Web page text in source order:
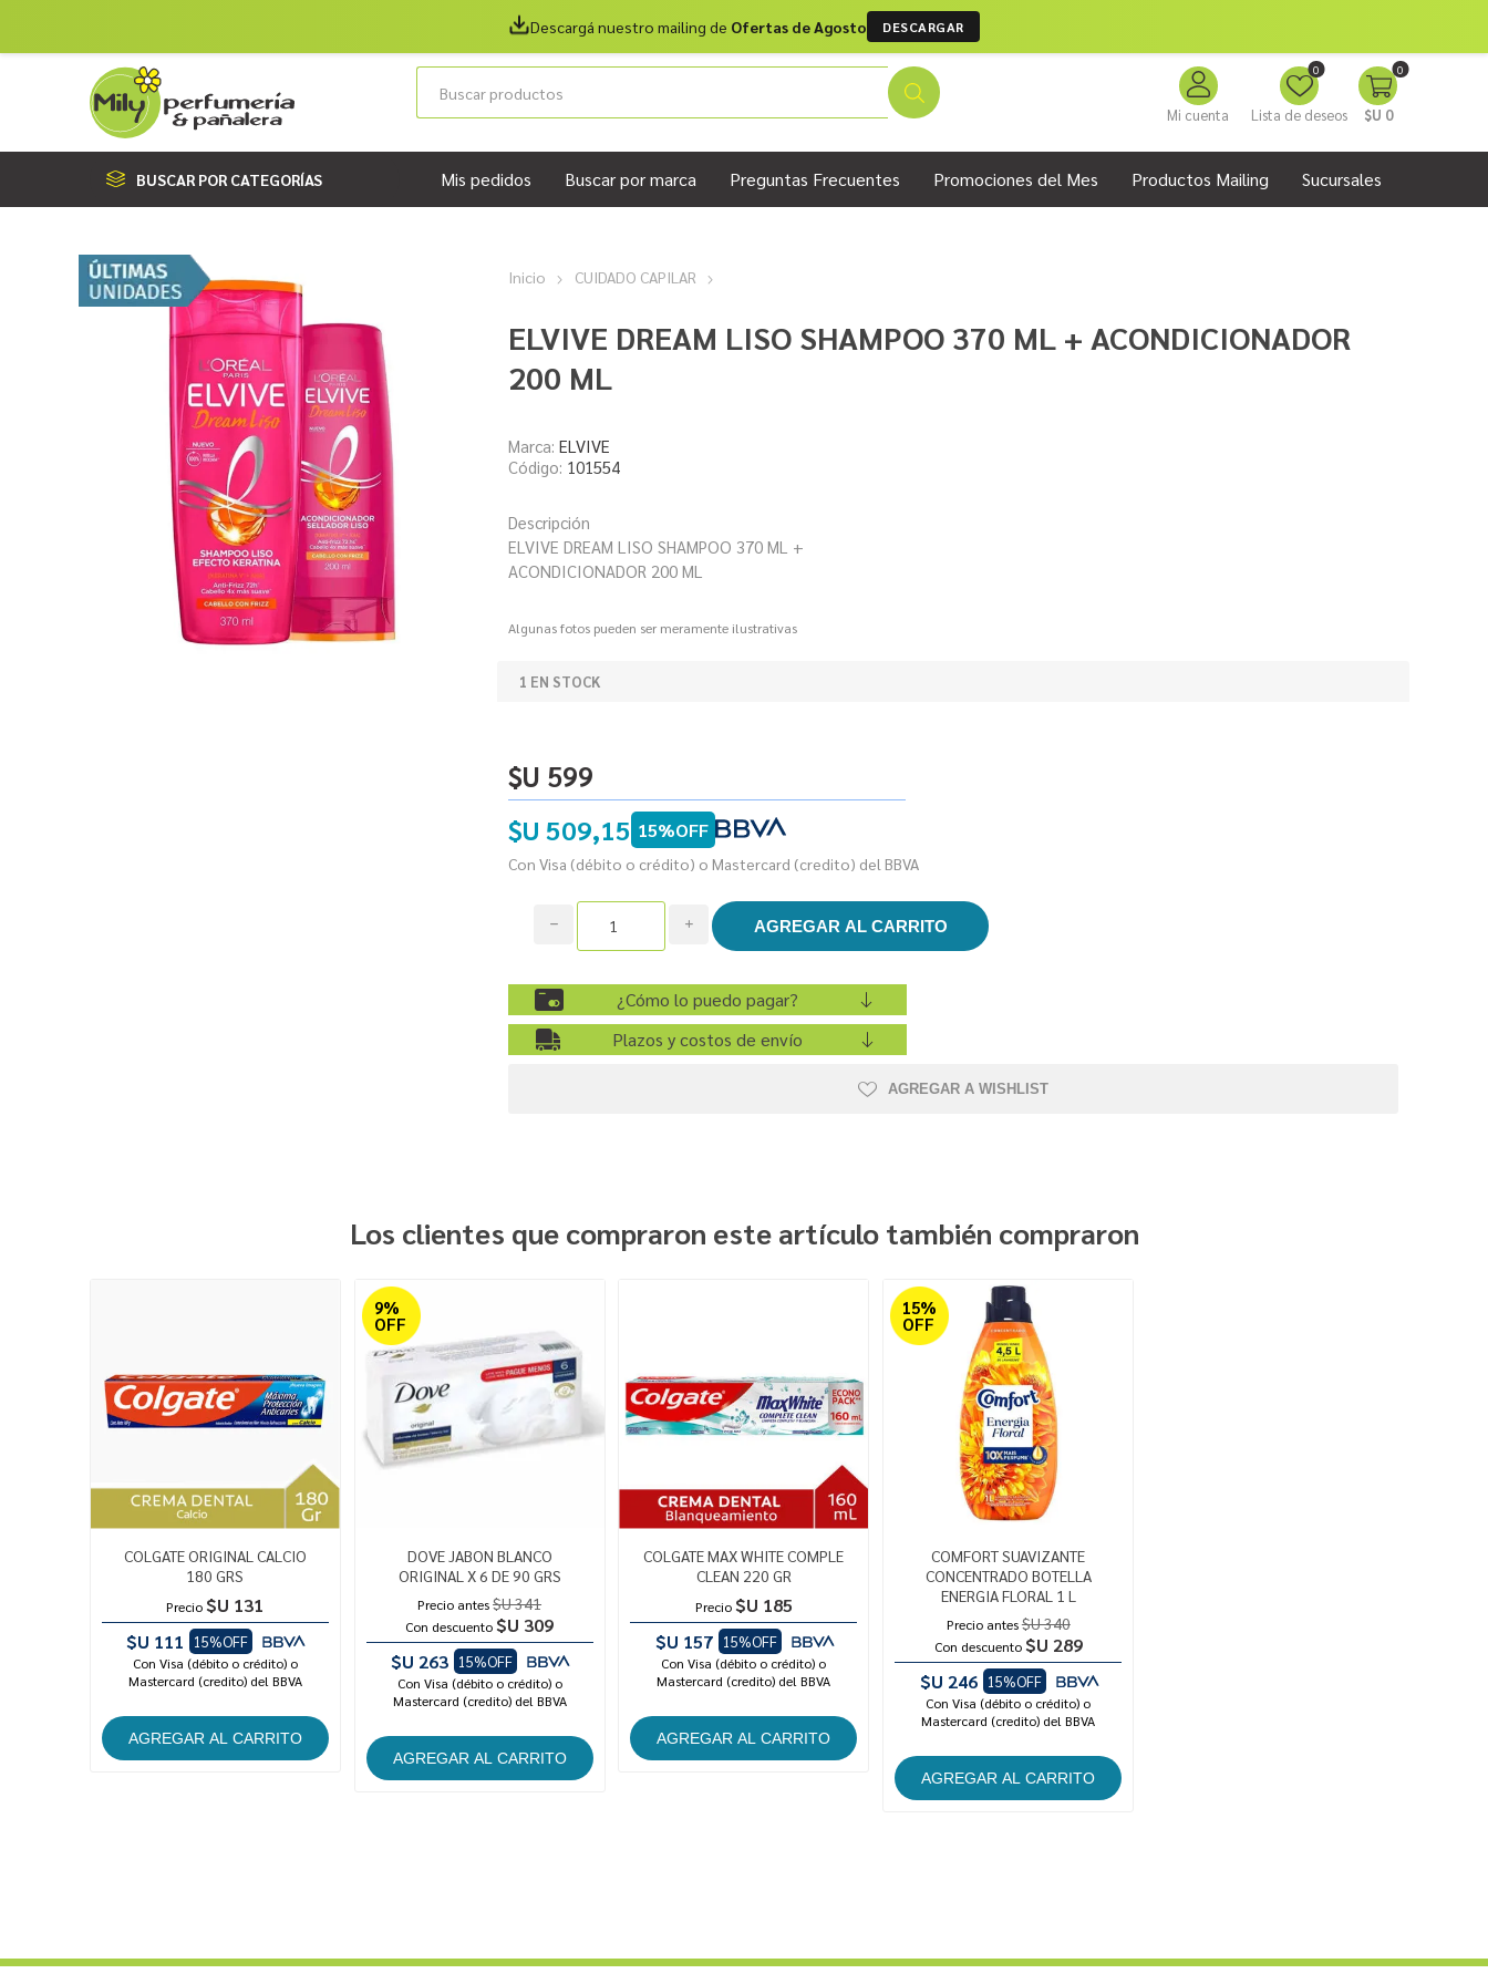
Descargá nuestro mailing de Ofertas de Agosto DESCARGAR
Mi cuenta Lista de deseos
0 0
$U 0
BUSCAR POR CATEGORÍAS Mis pedidos Buscar por marca Preguntas Frecuentes Promociones del Mes Productos Mailing Sucursales
Inicio CUIDADO CAPILAR
ELVIVE DREAM LISO SHAMPOO 370 ML + ACONDICIONADOR
200 ML
Marca: ELVIVE
Código: 101554
Descripción
ELVIVE DREAM LISO SHAMPOO 370 ML +
ACONDICIONADOR 200 ML
Algunas fotos pueden ser meramente ilustrativas
1 EN STOCK
$U 599
$U 509,15 15%OFF
Con Visa (débito o crédito) o Mastercard (credito) del BBVA
i
h
¿Cómo lo puedo pagar?
Plazos y costos de envío
AGREGAR A WISHLIST
Los clientes que compraron este artículo también compraron
COLGATE ORIGINAL CALCIO
180 GRS
Precio $U 131
$U 111
15%OFF
Con Visa (débito o crédito) o
Mastercard (credito) del BBVA
9%
OFF
DOVE JABON BLANCO
ORIGINAL X 6 DE 90 GRS
Precio antes$U 341
Con descuento $U 309
$U 263 15%OFF
Con Visa (débito o crédito) o
Mastercard (credito) del BBVA
COLGATE MAX WHITE COMPLE
CLEAN 220 GR
Precio $U 185
$U 157 15%OFF
Con Visa (débito o crédito) o
Mastercard (credito) del BBVA
15%
OFF
COMFORT SUAVIZANTE
CONCENTRADO BOTELLA
ENERGIA FLORAL 1 L
Precio antes$U 340
Con descuento $U 289
$U 246 15%OFF
Con Visa (débito o crédito) o
Mastercard (credito) del BBVA